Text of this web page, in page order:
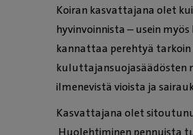
Koiran kasvattajana olet
hyvinvoinnista – usein
kannattaa perehtyä
kuluttajansuojasäädösten
ilmenevistä vioista ja
Kasvattajana olet
Huolehtiminen pennuista